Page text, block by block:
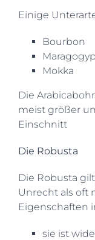
Einige
Bourbon
Mokka
Die
meist größer
Einschnitt
Die Robusta
Die Robusta
Unrecht als oft
Eigenschaften
sie ist